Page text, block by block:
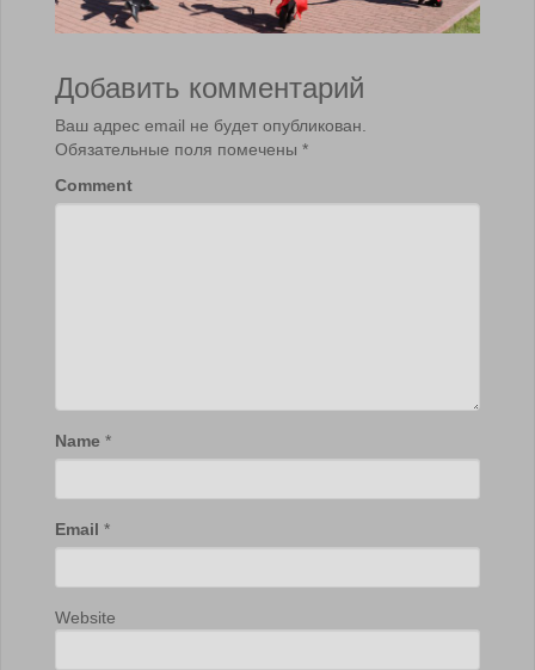
Добавить комментарий
Ваш адрес email не будет опубликован.
Обязательные поля помечены *
Comment
Name *
Email *
Website